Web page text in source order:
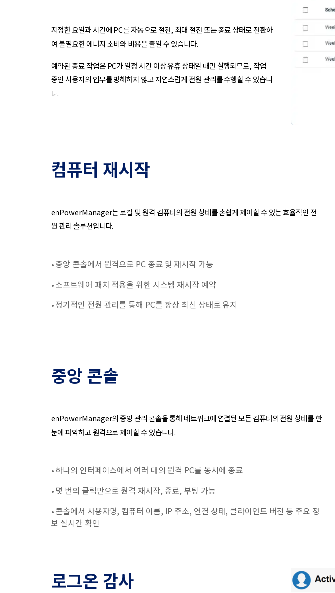
지정한 요일과 시간에 PC를 자동으로 절전, 최대 절전 또는 종료 상태로 전환하
여 불필요한 에너지 소비와 비용을 줄일 수 있습니다.
예약된 종료 작업은 PC가 일정 시간 이상 유휴 상태일 때만 실행되므로, 작업
중인 사용자의 업무를 방해하지 않고 자연스럽게 전원 관리를 수행할 수 있습니
다.
컴퓨터 재시작
enPowerManager는 로컬 및 원격 컴퓨터의 전원 상태를 손쉽게 제어할 수 있는 효율적인 전
원 관리 솔루션입니다.
• 중앙 콘솔에서 원격으로 PC 종료 및 재시작 가능
• 소프트웨어 패치 적용을 위한 시스템 재시작 예약
• 정기적인 전원 관리를 통해 PC를 항상 최신 상태로 유지
중앙 콘솔
enPowerManager의 중앙 관리 콘솔을 통해 네트워크에 연결된 모든 컴퓨터의 전원 상태를 한
눈에 파악하고 원격으로 제어할 수 있습니다.
• 하나의 인터페이스에서 여러 대의 원격 PC를 동시에 종료
• 몇 번의 클릭만으로 원격 재시작, 종료, 부팅 가능
• 콘솔에서 사용자명, 컴퓨터 이름, IP 주소, 연결 상태, 클라이언트 버전 등 주요 정
보 실시간 확인
로그온 감사